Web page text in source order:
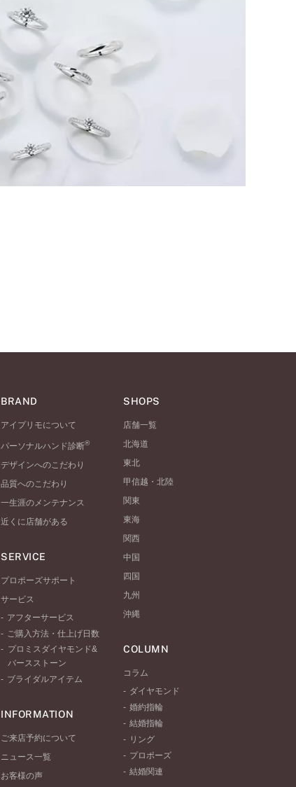
BRAND
アイプリモについて
パーソナルハンド診断®
デザインへのこだわり
品質へのこだわり
一生涯のメンテナンス
近くに店舗がある
SERVICE
プロポーズサポート
サービス
アフターサービス
ご購入方法・仕上げ日数
プロミスダイヤモンド&
バースストーン
ブライダルアイテム
INFORMATION
ご来店予約について
ニュース一覧
お客様の声
SHOPS
店舗一覧
北海道
東北
甲信越・北陸
関東
東海
関西
中国
四国
九州
沖縄
COLUMN
コラム
ダイヤモンド
婚約指輪
結婚指輪
リング
プロポーズ
結婚関連